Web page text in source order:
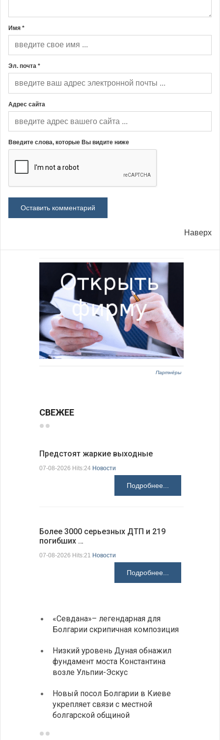
Имя *
Эл. почта *
Адрес сайта
Введите слова, которые Вы видите ниже
Наверх
Партнёры
СВЕЖЕЕ
Предстоят жаркие выходные
07-08-2026 Hits:24 Новости
Подробнее...
Более 3000 серьезных ДТП и 219
погибших …
07-08-2026 Hits:21 Новости
Подробнее...
«Севдана»– легендарная для
Болгарии скрипичная композиция
Низкий уровень Дуная обнажил
фундамент моста Константина
возле Ульпии-Эскус
Новый посол Болгарии в Киеве
укрепляет связи с местной
болгарской общиной